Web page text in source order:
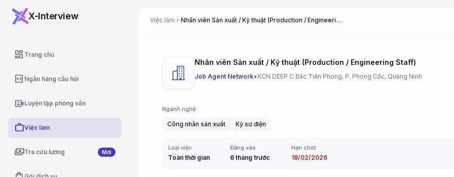
X-Interview
dashboard Trang chủ
code_blocks Ngân hàng câu hỏi
video_camera_frontLuyện tập phỏng vấn
workViệc làm
paymentsTra cứu lương Mới
Việc làm chevron_right Nhân viên Sản xuất / Kỹ thuật (Production / Engineering Staff)
Nhân viên Sản xuất / Kỹ thuật (Production / Engineering Staff)
Job Agent Network• KCN DEEP C Bắc Tiền Phong, P. Phong Cốc, Quảng Ninh
Ngành nghề
Công nhân sản xuất Kỹ sư điện
Loại việc
Toàn thời gian
Đăng vào
6 tháng trước
Hạn chót
18/02/2026